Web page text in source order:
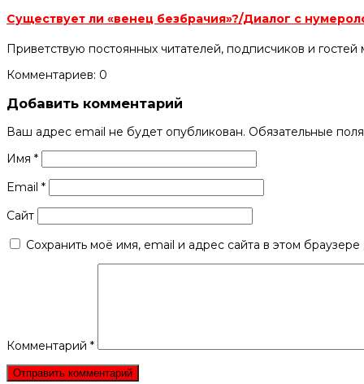
Существует ли «венец безбрачия»?/Диалог с
Приветствую постоянных читателей, подписчиков и
Комментариев: 0
Добавить комментарий
Ваш адрес email не будет опубликован. Обязательные
Имя *
Email *
Сайт
Сохранить моё имя, email и адрес сайта в этом
Комментарий *